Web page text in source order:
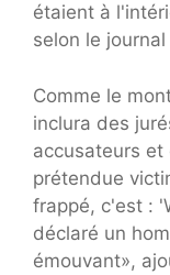
étaient à
selon le
Comme le
inclura des
accusateurs
prétendue
frappé, c'est :
déclaré un
émouvant»,